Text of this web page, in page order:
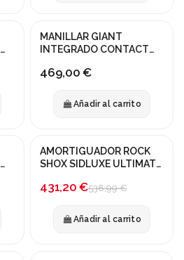
MANILLAR GIANT
INTEGRADO CONTACT
469,00 €
Añadir al carrito
¡En oferta!
AMORTIGUADOR ROCK
SHOX SIDLUXE ULTIMATE
431,20 €538,99 €
Añadir al carrito